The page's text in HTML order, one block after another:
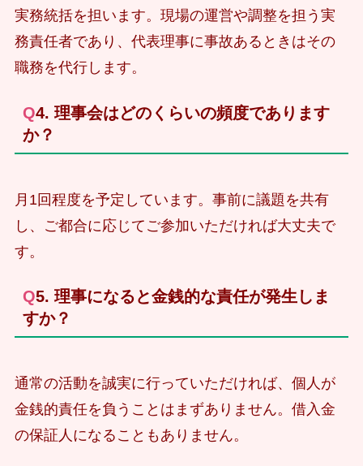
実務統括を担います。現場の運営や調整を担う実
務責任者であり、代表理事に事故あるときはその
職務を代行します。
Q4. 理事会はどのくらいの頻度であります
か？
月1回程度を予定しています。事前に議題を共有
し、ご都合に応じてご参加いただければ大丈夫で
す。
Q5. 理事になると金銭的な責任が発生しま
すか？
通常の活動を誠実に行っていただければ、個人が
金銭的責任を負うことはまずありません。借入金
の保証人になることもありません。